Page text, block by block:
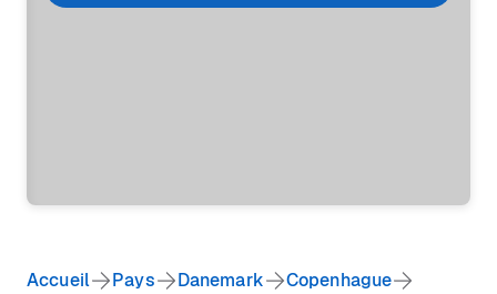
Accueil Pays Danemark
Copenhague